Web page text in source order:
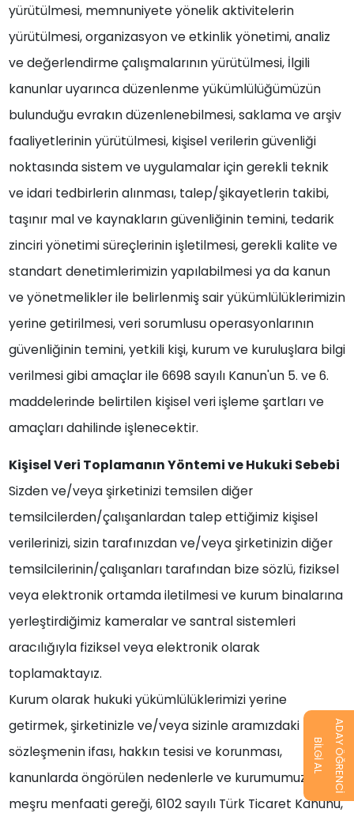
yürütülmesi, memnuniyete yönelik aktivitelerin
yürütülmesi, organizasyon ve etkinlik yönetimi, analiz
ve değerlendirme çalışmalarının yürütülmesi, İlgili
kanunlar uyarınca düzenlenme yükümlülüğümüzün
bulunduğu evrakın düzenlenebilmesi, saklama ve arşiv
faaliyetlerinin yürütülmesi, kişisel verilerin güvenliği
noktasında sistem ve uygulamalar için gerekli teknik
ve idari tedbirlerin alınması, talep/şikayetlerin takibi,
taşınır mal ve kaynakların güvenliğinin temini, tedarik
zinciri yönetimi süreçlerinin işletilmesi, gerekli kalite ve
standart denetimlerimizin yapılabilmesi ya da kanun
ve yönetmelikler ile belirlenmiş sair yükümlülüklerimizin
yerine getirilmesi, veri sorumlusu operasyonlarının
güvenliğinin temini, yetkili kişi, kurum ve kuruluşlara bilgi
verilmesi gibi amaçlar ile 6698 sayılı Kanun'un 5. ve 6.
maddelerinde belirtilen kişisel veri işleme şartları ve
amaçları dahilinde işlenecektir.
Kişisel Veri Toplamanın Yöntemi ve Hukuki Sebebi
Sizden ve/veya şirketinizi temsilen diğer
temsilcilerden/çalışanlardan talep ettiğimiz kişisel
verilerinizi, sizin tarafınızdan ve/veya şirketinizin diğer
temsilcilerinin/çalışanları tarafından bize sözlü, fiziksel
veya elektronik ortamda iletilmesi ve kurum binalarına
yerleştirdiğimiz kameralar ve santral sistemleri
aracılığıyla fiziksel veya elektronik olarak
toplamaktayız.
Kurum olarak hukuki yükümlülüklerimizi yerine
getirmek, şirketinizle ve/veya sizinle aramızdaki
sözleşmenin ifası, hakkın tesisi ve korunması,
kanunlarda öngörülen nedenlerle ve kurumumuzun
meşru menfaati gereği, 6102 sayılı Türk Ticaret Kanunu,
BİLGİ AL ADAY ÖĞRENCİ